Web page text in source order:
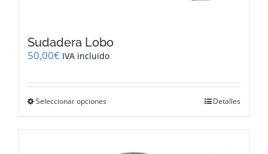
Sudadera Lobo
50,00€ IVA incluido
Seleccionar opciones
variantes.
Detalles